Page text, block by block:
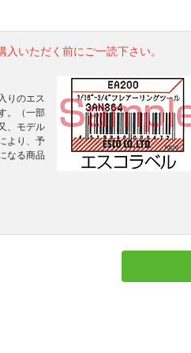
入いただく前にご一読下さい。
りのエス
。（一部
、モデル
より、予
なる商品